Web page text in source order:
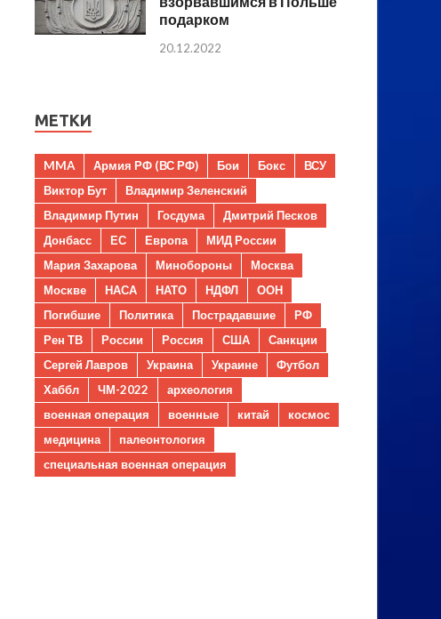
подарком
20.12.2022
МЕТКИ
MMA Армия РФ (ВС РФ) Бои Бокс
ВСУ
Виктор Бут
Владимир Зеленский
Владимир Путин
Госдума
Дмитрий Песков
Донбасс
ЕС Европа
МИД России
Мария Захарова
Минобороны
Москва
Москве
НАСА НАТО НДФЛ
ООН
Погибшие
Политика Пострадавшие
РФ
Рен ТВ
России Россия США
Санкции
Сергей Лавров
Украина Украине
Футбол
Хаббл
ЧМ-2022
археология
военная операция
военные китай
космос
медицина
палеонтология
специальная военная операция